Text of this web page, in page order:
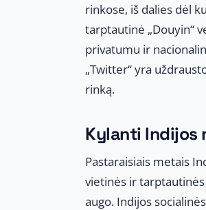
rinkose, iš dalies dėl
tarptautinė „Douyin“
privatumu ir
„Twitter“ yra
rinką.
Kylanti Indijos
Pastaraisiais metais
vietinės ir tarptautinės
augo. Indijos